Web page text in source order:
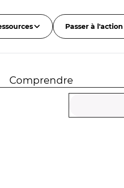
Passer à l'action
Comprendre